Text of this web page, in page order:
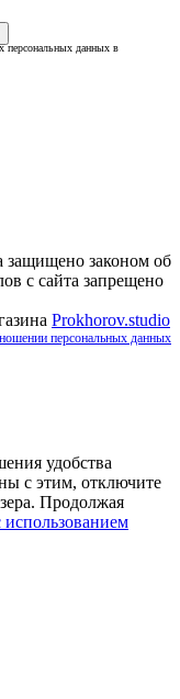
персональных данных в
законом об
с сайта запрещено
Prokhorov.studio
персональных данных
удобства
с этим, отключите
Продолжая
использованием